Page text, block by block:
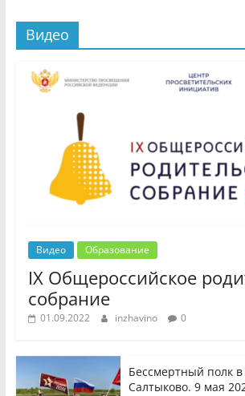
Видео
Видео Образование
IX Общероссийское
собрание
01.09.2022 inzhavino 0
Бессмертный полк
Салтыково. 9 мая